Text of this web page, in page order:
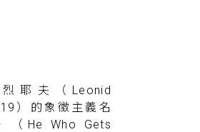
耶夫（Leonid
）的象徵主義名
He Who Gets